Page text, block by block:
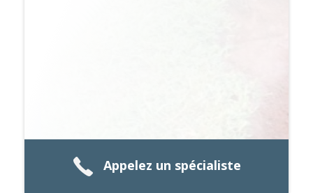
Appelez un spécialiste